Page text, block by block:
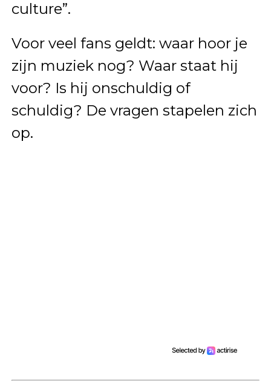
culture”.
Voor veel fans geldt: waar hoor je
zijn muziek nog? Waar staat hij
voor? Is hij onschuldig of
schuldig? De vragen stapelen zich
op.